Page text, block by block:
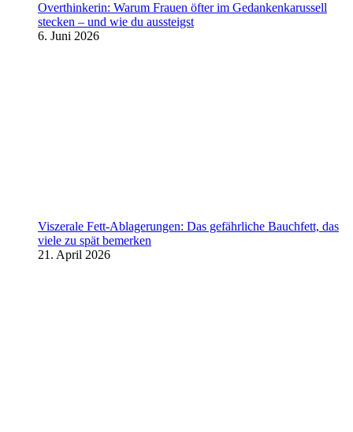
Overthinkerin: Warum Frauen öfter im Gedankenkarussell
stecken – und wie du aussteigst
6. Juni 2026
Viszerale Fett-Ablagerungen: Das gefährliche Bauchfett, das
viele zu spät bemerken
21. April 2026